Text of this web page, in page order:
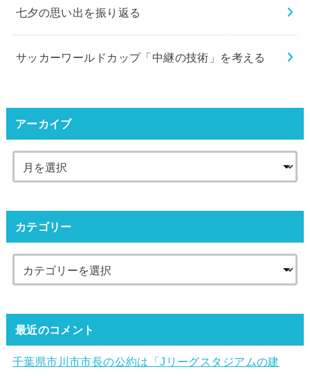
七夕の思い出を振り返る
サッカーワールドカップ「中継の技術」を考える
アーカイブ
カテゴリー
最近のコメント
千葉県市川市市長の公約は「Jリーグスタジアムの建